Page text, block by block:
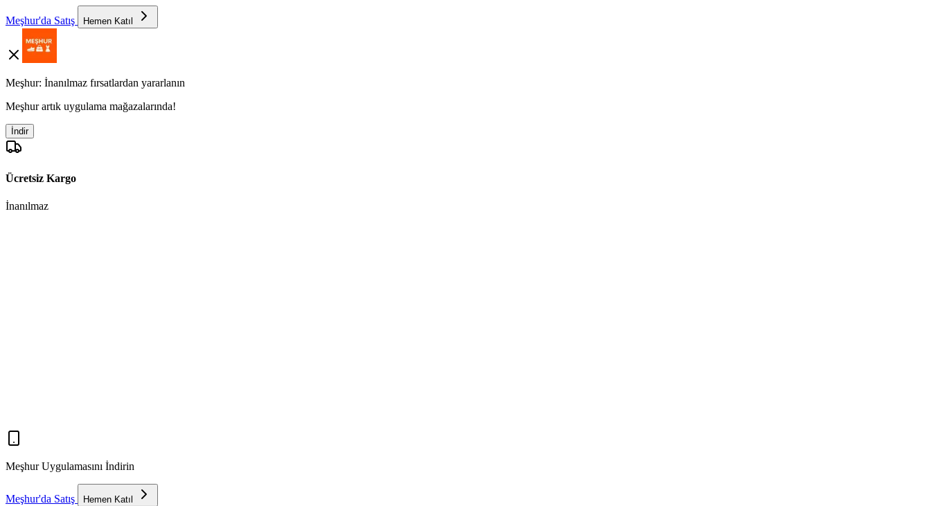
Meşhur'da Satış Hemen Katıl
Meşhur: İnanılmaz fırsatlardan yararlanın
Meşhur artık uygulama mağazalarında!
İndir
Ücretsiz Kargo
İnanılmaz
Meşhur Uygulamasını İndirin
Meşhur'da Satış Hemen Katıl